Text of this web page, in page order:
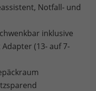
Notfall- und
inklusive
(13- auf 7-